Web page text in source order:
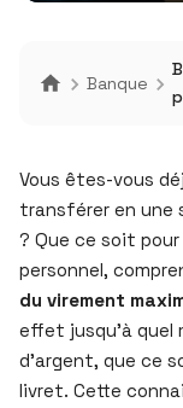
Banque
Vous êtes-vous
transférer en une
? Que ce soit
personnel,
du virement
effet jusqu’à quel
d’argent, que ce
livret. Cette